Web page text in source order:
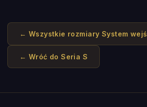
← Wszystkie rozmiary System
← Wróć doSeria S